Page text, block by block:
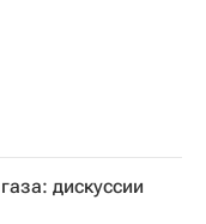
дискуссии